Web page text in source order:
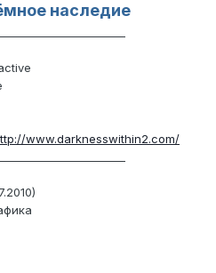
наследие
www.darknesswithin2.com/